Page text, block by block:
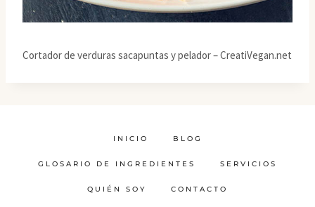
Cortador de verduras sacapuntas y pelador – CreatiVegan.net
INICIO BLOG
GLOSARIO DE INGREDIENTES SERVICIOS
QUIÉN SOY CONTACTO